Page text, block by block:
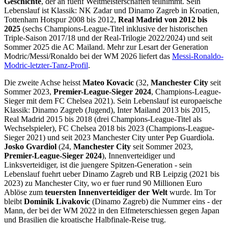
Lebenslauf ist Klassik: NK Zadar und Dinamo Zagreb in Kroatien,
Tottenham Hotspur 2008 bis 2012, Real Madrid von 2012 bis
2025 (sechs Champions-League-Titel inklusive der historischen
Triple-Saison 2017/18 und der Real-Trilogie 2022/2024) und seit
Sommer 2025 die AC Mailand. Mehr zur Lesart der Generation
Modric/Messi/Ronaldo bei der WM 2026 liefert das Messi-Ronaldo-
Modric-letzter-Tanz-Profil.
Die zweite Achse heisst Mateo Kovacic (32, Manchester City seit
Sommer 2023, Premier-League-Sieger 2024, Champions-League-
Sieger mit dem FC Chelsea 2021). Sein Lebenslauf ist europaeische
Klassik: Dinamo Zagreb (Jugend), Inter Mailand 2013 bis 2015,
Real Madrid 2015 bis 2018 (drei Champions-League-Titel als
Wechselspieler), FC Chelsea 2018 bis 2023 (Champions-League-
Sieger 2021) und seit 2023 Manchester City unter Pep Guardiola.
Josko Gvardiol (24, Manchester City seit Sommer 2023,
Premier-League-Sieger 2024), Innenverteidiger und
Linksverteidiger, ist die juengere Spitzen-Generation - sein
Lebenslauf fuehrt ueber Dinamo Zagreb und RB Leipzig (2021 bis
2023) zu Manchester City, wo er fuer rund 90 Millionen Euro
Ablöse zum teuersten Innenverteidiger der Welt wurde. Im Tor
bleibt Dominik Livakovic (Dinamo Zagreb) die Nummer eins - der
Mann, der bei der WM 2022 in den Elfmeterschiessen gegen Japan
und Brasilien die kroatische Halbfinale-Reise trug.